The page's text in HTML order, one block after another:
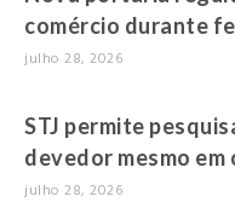
comércio durante
julho 28, 2026
STJ permite
devedor mesmo
julho 28, 2026